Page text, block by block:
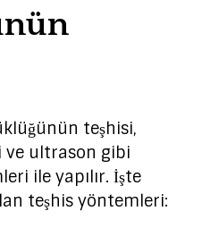
teşhisi,
ve ultrason gibi
ile yapılır. İşte
teşhis yöntemleri: